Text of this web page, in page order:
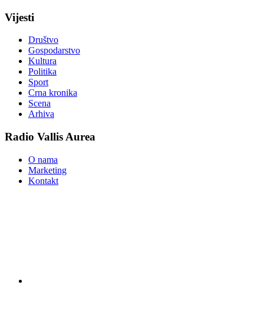
Vijesti
Društvo
Gospodarstvo
Kultura
Politika
Sport
Crna kronika
Scena
Arhiva
Radio Vallis Aurea
O nama
Marketing
Kontakt